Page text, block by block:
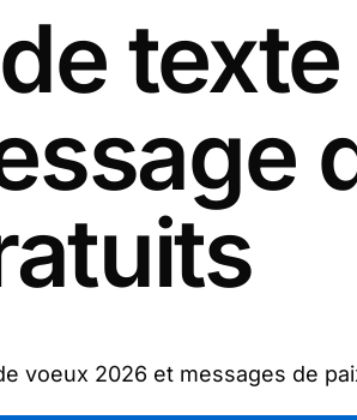
voeux 2026 et messages de